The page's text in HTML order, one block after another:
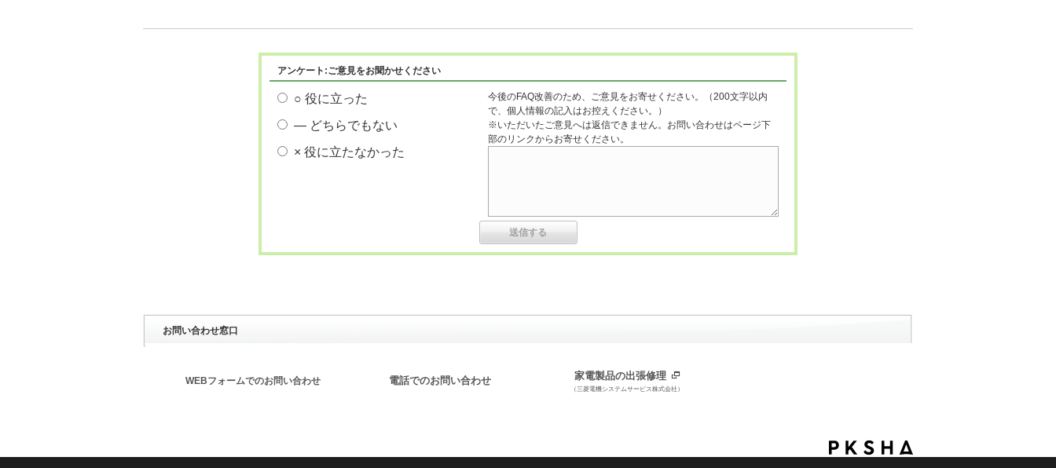
アンケート:ご意見をお聞かせください
○ 役に立った
― どちらでもない
× 役に立たなかった
今後のFAQ改善のため、ご意見をお寄せください。（200文字以内
で、個人情報の記入はお控えください。）
※いただいたご意見へは返信できません。お問い合わせはページ下
部のリンクからお寄せください。
お問い合わせ窓口
WEBフォームでのお問い合わせ 電話でのお問い合わせ 家電製品の出張修理
（三菱電機システムサービス株式会社）